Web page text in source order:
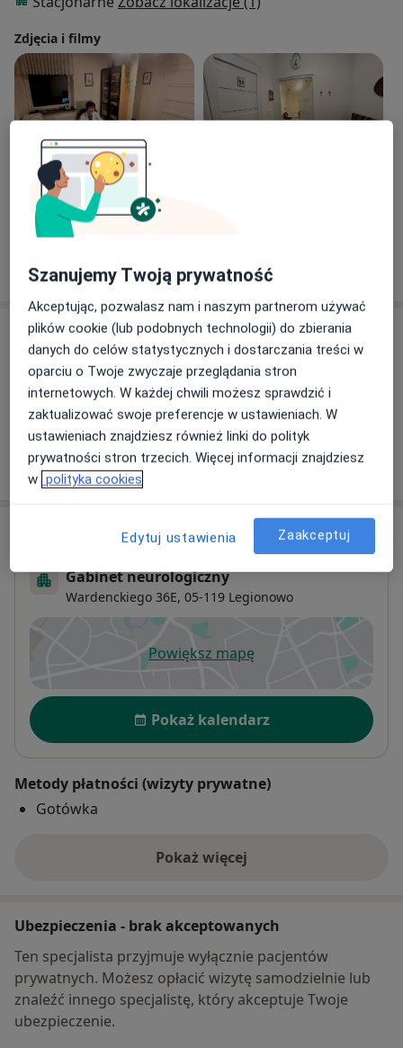
Zdjęcia i filmy
Zobacz galerię (2)
Pokaż więcejo doświadczeniu
Usługi i ceny
Konsultacja neurologiczna
280 zł Szczegóły Umów wizytę
W jaki sposób ustalane są ceny?
Gabinet neurologiczny
Wardenckiego 36E, 05-119 Legionowo
Powiększ mapęotwiera się w nowej karcie
Dostępność
Pokaż kalendarz
Metody płatności (wizyty prywatne)
Gotówka
Pokaż więcej
o adresie
Ubezpieczenia - brak akceptowanych
Ten specjalista przyjmuje wyłącznie pacjentów
prywatnych. Możesz opłacić wizytę samodzielnie lub
znaleźć innego specjalistę, który akceptuje Twoje
ubezpieczenie.
Szanujemy Twoją prywatność
Akceptując, pozwalasz nam i naszym partnerom używać
plików cookie (lub podobnych technologii) do zbierania
danych do celów statystycznych i dostarczania treści w
oparciu o Twoje zwyczaje przeglądania stron
internetowych. W każdej chwili możesz sprawdzić i
zaktualizować swoje preferencje w ustawieniach. W
ustawieniach znajdziesz również linki do polityk
prywatności stron trzecich. Więcej informacji znajdziesz
w polityka cookies
Edytuj ustawienia Zaakceptuj